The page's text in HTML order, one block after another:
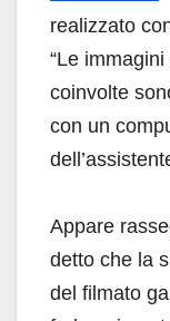
realizzato
“Le
coinvolte
con un
Appare
detto che la
del filmato